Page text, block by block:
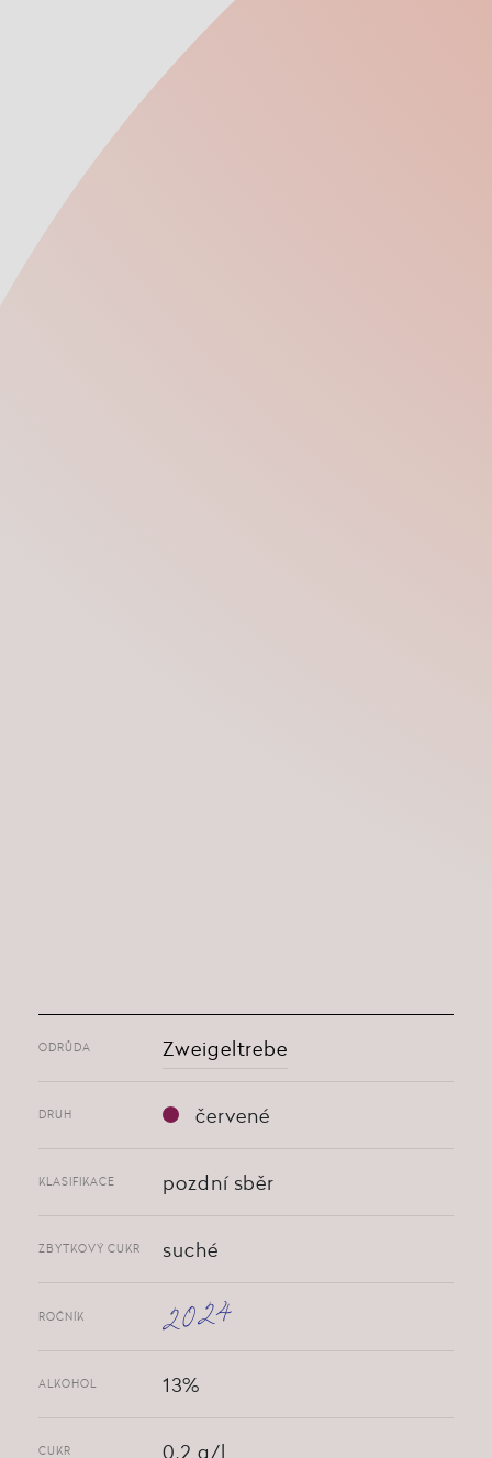
ODRŮDA Zweigeltrebe
DRUH červené
KLASIFIKACE pozdní sběr
ZBYTKOVÝ CUKR suché
ROČNÍK 2024
ALKOHOL 13%
CUKR 0,2 g/l